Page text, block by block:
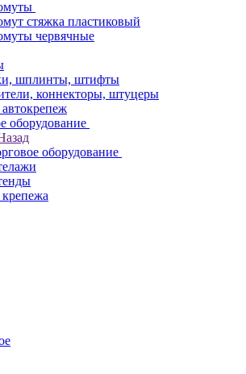
стяжка пластиковый
червячные
шплинты, штифты
коннекторы, штуцеры
оборудование
оборудование